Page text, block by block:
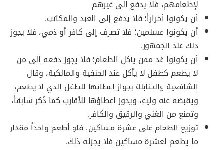
لإطعامهم، فلا يدفع إلى غيرهم.
أن يكونوا أحراراً؛ فلا يدفع إلى العبد والمكاتب.
أن يكونوا مسلمين؛ فلا تصرف إلى كافر أو ذمي، فلا يجوز
ذلك عند الجمهور.
أن يكونوا قد ممن يأكل الطعام؛ فلا يجوز دفعه إلى من
لا يطعم كطفل لا يأكل عند الحنفية والمالكية، وقال
الشافعية والحنابلة بجواز إعطائها للطفل الذي لا يطعم،
ويقبضه عنه وليه، ويجوز إعطاؤها للأقارب كما ذُكر سابقاً،
وتمنع من الغني والرقيق والكافر.
توزيع الطعام على عشرة مساكين، فلو أطعم واحداً مقدار
ما يطعم لعشرة مساكين فلا يجزئه ذلك.